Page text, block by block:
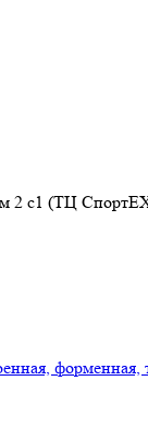
2 с1 (ТЦ